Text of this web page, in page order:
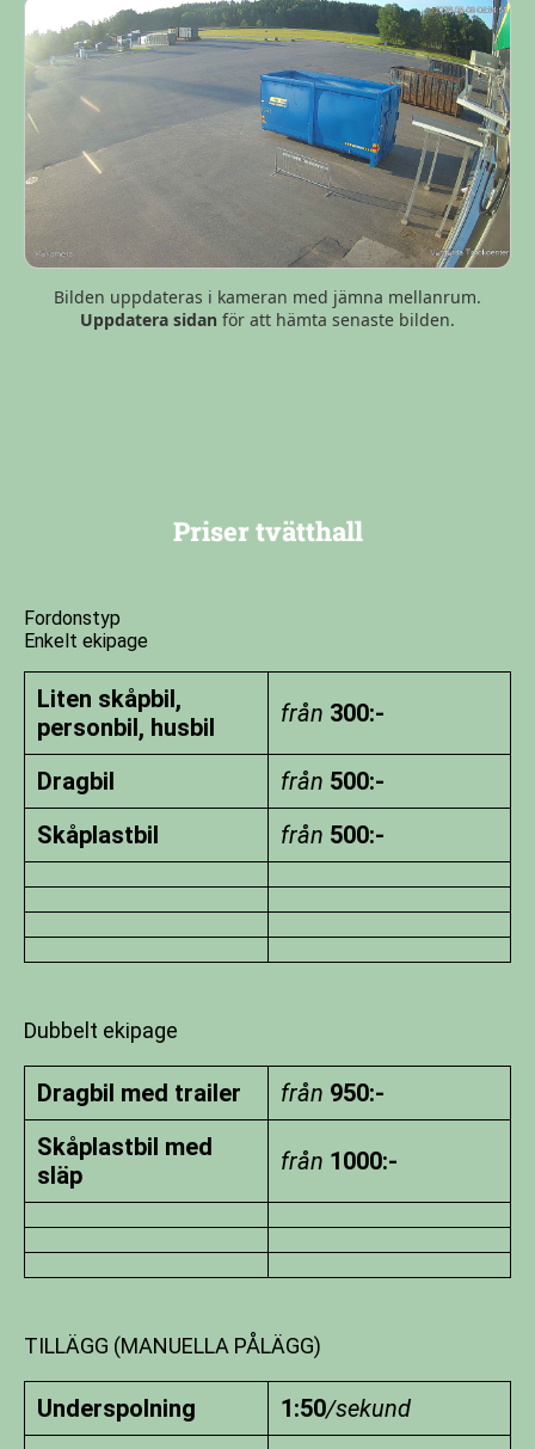
Bilden uppdateras i kameran med jämna mellanrum.
Uppdatera sidan för att hämta senaste bilden.
Priser tvätthall
Fordonstyp
Enkelt ekipage
Liten skåpbil,
personbil, husbil
från 300:-
Dragbil från 500:-
Skåplastbil
från 500:-
Dubbelt ekipage
Dragbil med trailer från 950:-
Skåplastbil med
släp
från 1000:-
TILLÄGG (MANUELLA PÅLÄGG)
Underspolning 1:50/sekund